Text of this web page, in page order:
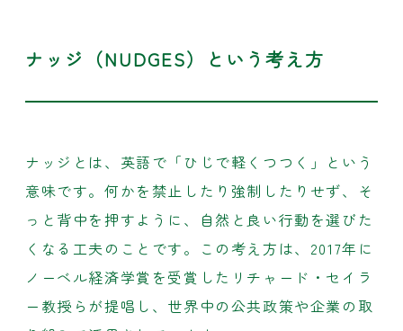
ナッジ（NUDGES）という考え方
ナッジとは、英語で「ひじで軽くつつく」という
意味です。何かを禁止したり強制したりせず、そ
っと背中を押すように、自然と良い行動を選びた
くなる工夫のことです。この考え方は、2017年に
ノーベル経済学賞を受賞したリチャード・セイラ
ー教授らが提唱し、世界中の公共政策や企業の取